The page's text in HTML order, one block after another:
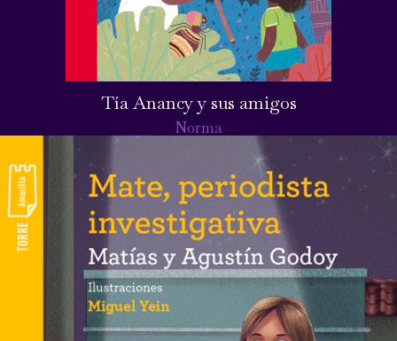
Tía Anancy y sus amigos
Norma